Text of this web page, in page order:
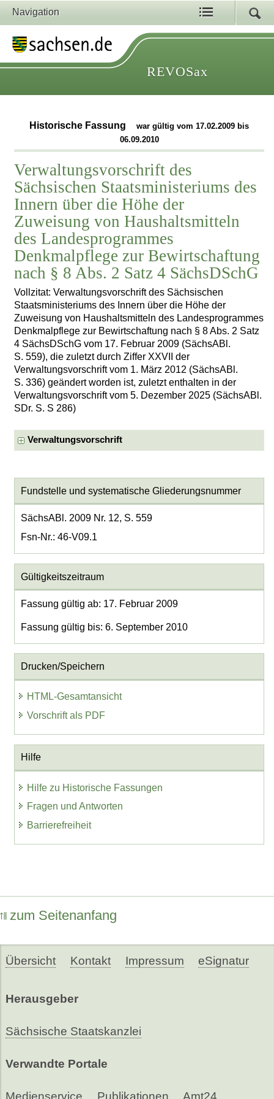
Navigation
REVOSax
Historische Fassung
war gültig vom 17.02.2009 bis
06.09.2010
Verwaltungsvorschrift des
Sächsischen Staatsministeriums des
Innern über die Höhe der
Zuweisung von Haushaltsmitteln
des Landesprogrammes
Denkmalpflege zur Bewirtschaftung
nach § 8 Abs. 2 Satz 4 SächsDSchG
Vollzitat: Verwaltungsvorschrift des Sächsischen
Staatsministeriums des Innern über die Höhe der
Zuweisung von Haushaltsmitteln des Landesprogrammes
Denkmalpflege zur Bewirtschaftung nach § 8 Abs. 2 Satz
4 SächsDSchG vom 17. Februar 2009 (SächsABl.
S. 559), die zuletzt durch Ziffer XXVII der
Verwaltungsvorschrift vom 1. März 2012 (SächsABl.
S. 336) geändert worden ist, zuletzt enthalten in der
Verwaltungsvorschrift vom 5. Dezember 2025 (SächsABl.
SDr. S. S 286)
Verwaltungsvorschrift
Fundstelle und systematische Gliederungsnummer
SächsABl. 2009 Nr. 12, S. 559
Fsn-Nr.: 46-V09.1
Gültigkeitszeitraum
Fassung gültig ab: 17. Februar 2009
Fassung gültig bis: 6. September 2010
Drucken/Speichern
HTML-Gesamtansicht
Vorschrift als PDF
Hilfe
Hilfe zu Historische Fassungen
Fragen und Antworten
Barrierefreiheit
zum Seitenanfang
Übersicht Kontakt Impressum eSignatur
Herausgeber
Sächsische Staatskanzlei
Verwandte Portale
Medienservice Publikationen Amt24